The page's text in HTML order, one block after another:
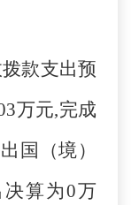
款支出预
万元,完成
国（境）
算为0万